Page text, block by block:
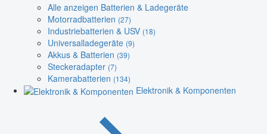
Alle anzeigen Batterien & Ladegeräte
Motorradbatterien (27)
Industriebatterien & USV (18)
Universalladegeräte (9)
Akkus & Batterien (39)
Steckeradapter (7)
Kamerabatterien (134)
Elektronik & Komponenten